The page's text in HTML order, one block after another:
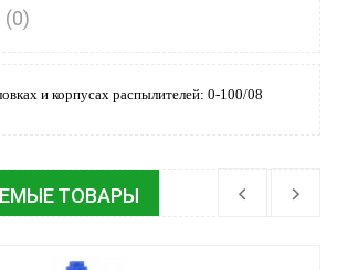
и корпусах распылителей: 0-100/08
ТОВАРЫ